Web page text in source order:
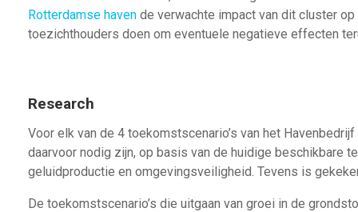
Rotterdamse haven de verwachte impact van dit cluster
toezichthouders doen om eventuele negatieve effecten
Research
Voor elk van de 4 toekomstscenario’s van het
daarvoor nodig zijn, op basis van de huidige beschikbare
geluidproductie en omgevingsveiligheid. Tevens is
De toekomstscenario’s die uitgaan van groei in de